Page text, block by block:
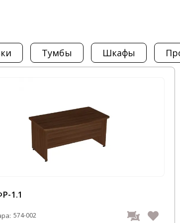
«Каштан венге» –
решения для
цены на
Форум
АЛЬФА-М».
и качественной
тумбы шкафы
1.1
574-002